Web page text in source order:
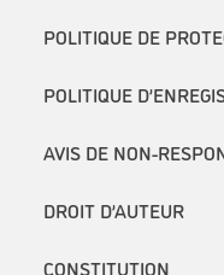
POLITIQUE DE
POLITIQUE
AVIS DE NON-
DROIT D’AUTEUR
CONSTITUTION